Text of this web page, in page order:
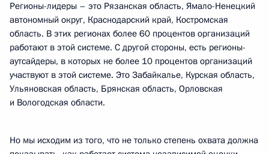
Регионы-лидеры – это Рязанская область, Ямало-Ненецкий
автономный округ, Краснодарский край, Костромская
область. В этих регионах более 60 процентов организаций
работают в этой системе. С другой стороны, есть регионы-
аутсайдеры, в которых не более 10 процентов организаций
участвуют в этой системе. Это Забайкалье, Курская область,
Ульяновская область, Брянская область, Орловская
и Вологодская области.
Но мы исходим из того, что не только степень охвата должна